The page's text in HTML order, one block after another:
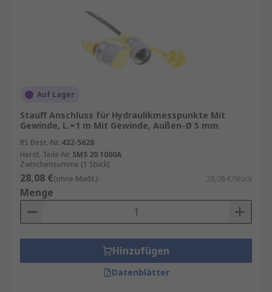
Auf Lager
Stauff Anschluss für Hydraulikmesspunkte Mit
Gewinde, L.=1 m Mit Gewinde, Außen-Ø 5 mm
RS Best.-Nr. 432-5628
Herst. Teile-Nr. SMS 20 1000A
Zwischensumme (1 Stück)
28,08 €(ohne MwSt.) 28,08 €/Stück
Menge
Hinzufügen
Datenblätter